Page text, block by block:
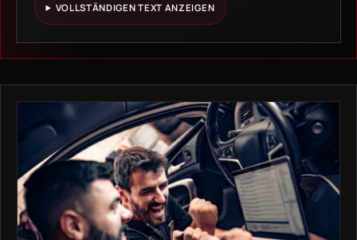
VOLLSTÄNDIGEN TEXT ANZEIGEN